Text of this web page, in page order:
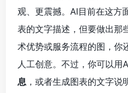
观、更震撼。AI目前在这方
表的文字描述，但要做出那
术优势或服务流程的图，你
人工创意。不过，你可以用
息 ，或者生成图表的文字说